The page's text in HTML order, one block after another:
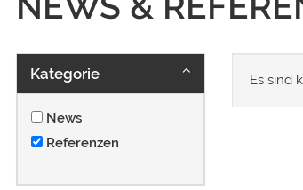
Kategorie
News
Referenzen
Es sind